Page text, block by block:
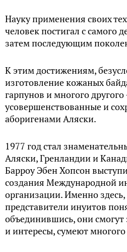
Науку применения своих
человек постигал с самого
затем последующим
К этим достижениям,
изготовление кожаных
гарпунов и многого
усовершенствованные и
аборигенами Аляски.
1977 год стал
Аляски, Гренландии и
Барроу Эбен Хопсон
создания Международной
организации. Именно
представители инуитов
объединившись, они
и интересы, сумеют многого